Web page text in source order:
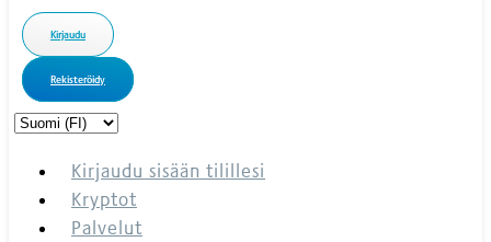
Kirjaudu
Rekisteröidy
Choose
languageKirjaudu sisään tilillesi
Kryptot
Palvelut